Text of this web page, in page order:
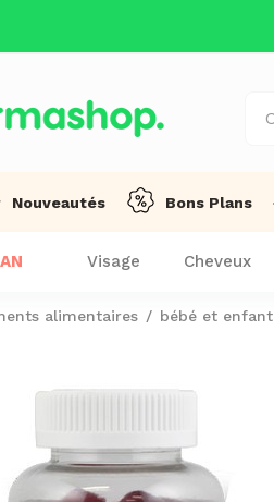
!
Nouveautés Bons Plans
Visage Cheveux
alimentaires bébé et enfant